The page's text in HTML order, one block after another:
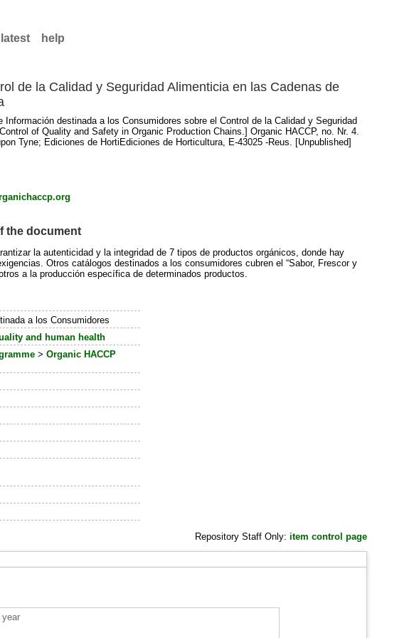
latest help
de la Calidad y Seguridad Alimenticia en las Cadenas de
Información destinada a los Consumidores sobre el Control de la Calidad y Seguridad
of Quality and Safety in Organic Production Chains.] Organic HACCP, no. Nr. 4.
Tyne; Ediciones de HortiEdiciones de Horticultura, E-43025 -Reus. [Unpublished]
the document
la autenticidad y la integridad de 7 tipos de productos orgánicos, donde hay
Otros catálogos destinados a los consumidores cubren el “Sabor, Frescor y
a la producción específica de determinados productos.
a los Consumidores
and human health
>Organic HACCP
Repository Staff Only: item control page
year